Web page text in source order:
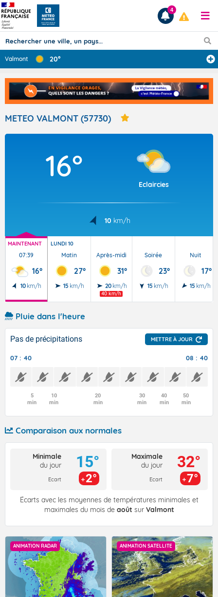
Prévisions
TOUS LES RÉSULTATS
Articles
4
Valmont 20°
METEO VALMONT (57730)
16°
Eclaircies
10 km/h
MAINTENANT
07:39
16°
10 km/h
LUNDI 10
Matin
27°
15 km/h
Après-midi
31°
20 km/h
40 km/h
Soirée
23°
15 km/h
Nuit
17°
15 km/h
Pluie dans l'heure
Pas de précipitations METTRE À JOUR
07 : 40 08 : 40
5
min
10
min
20
min
30
min
40
min
50
min
Comparaison aux normales
Minimale
du jour
Ecart
15°
2°
Maximale
du jour
Ecart
32°
7°
Écarts avec les moyennes de températures minimales et
maximales du mois de août sur Valmont
ANIMATION RADAR ANIMATION SATELLITE